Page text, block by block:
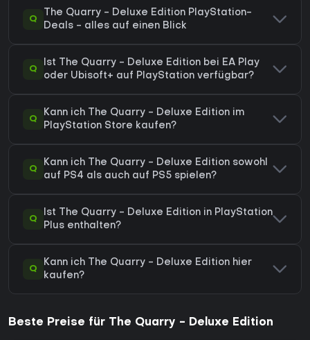
Q
The Quarry - Deluxe Edition PlayStation-
Deals - alles auf einen Blick
Q
Ist The Quarry - Deluxe Edition bei EA Play
oder Ubisoft+ auf PlayStation verfügbar?
Q
Kann ich The Quarry - Deluxe Edition im
PlayStation Store kaufen?
Q
Kann ich The Quarry - Deluxe Edition sowohl
auf PS4 als auch auf PS5 spielen?
Q
Ist The Quarry - Deluxe Edition in PlayStation
Plus enthalten?
Q
Kann ich The Quarry - Deluxe Edition hier
kaufen?
Beste Preise für The Quarry - Deluxe Edition